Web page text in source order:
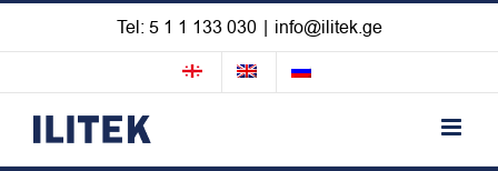
Skip
content
Tel: 5 1 1 133 030 | info@ilitek.ge